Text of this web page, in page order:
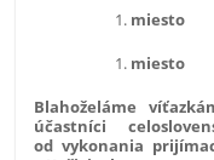
miesto
miesto
Blahoželáme
účastníci
od vykonania